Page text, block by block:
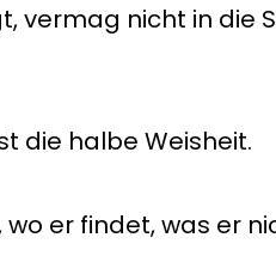
vermag nicht in die
die halbe Weisheit.
er findet, was er